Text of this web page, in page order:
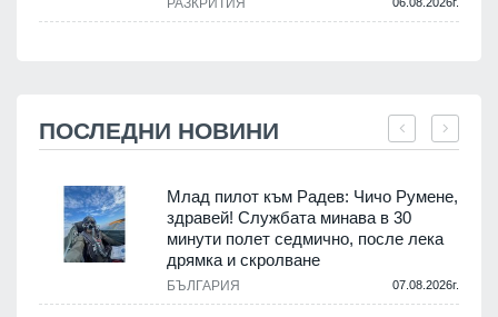
РАЗКРИТИЯ
ПОСЛЕДНИ НОВИНИ
Млад пилот към Радев: Чичо Румене,
здравей! Службата минава в 30
минути полет седмично, после лека
дрямка и скролване
БЪЛГАРИЯ 07.08.2026г.